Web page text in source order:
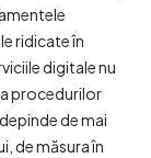
ridicate în
digitale nu
procedurilor
de mai
de măsura în